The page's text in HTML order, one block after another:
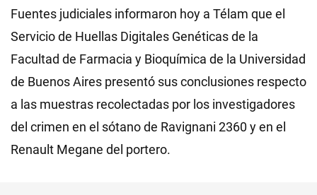
Fuentes judiciales informaron hoy a Télam que el
Servicio de Huellas Digitales Genéticas de la
Facultad de Farmacia y Bioquímica de la Universidad
de Buenos Aires presentó sus conclusiones respecto
a las muestras recolectadas por los investigadores
del crimen en el sótano de Ravignani 2360 y en el
Renault Megane del portero.